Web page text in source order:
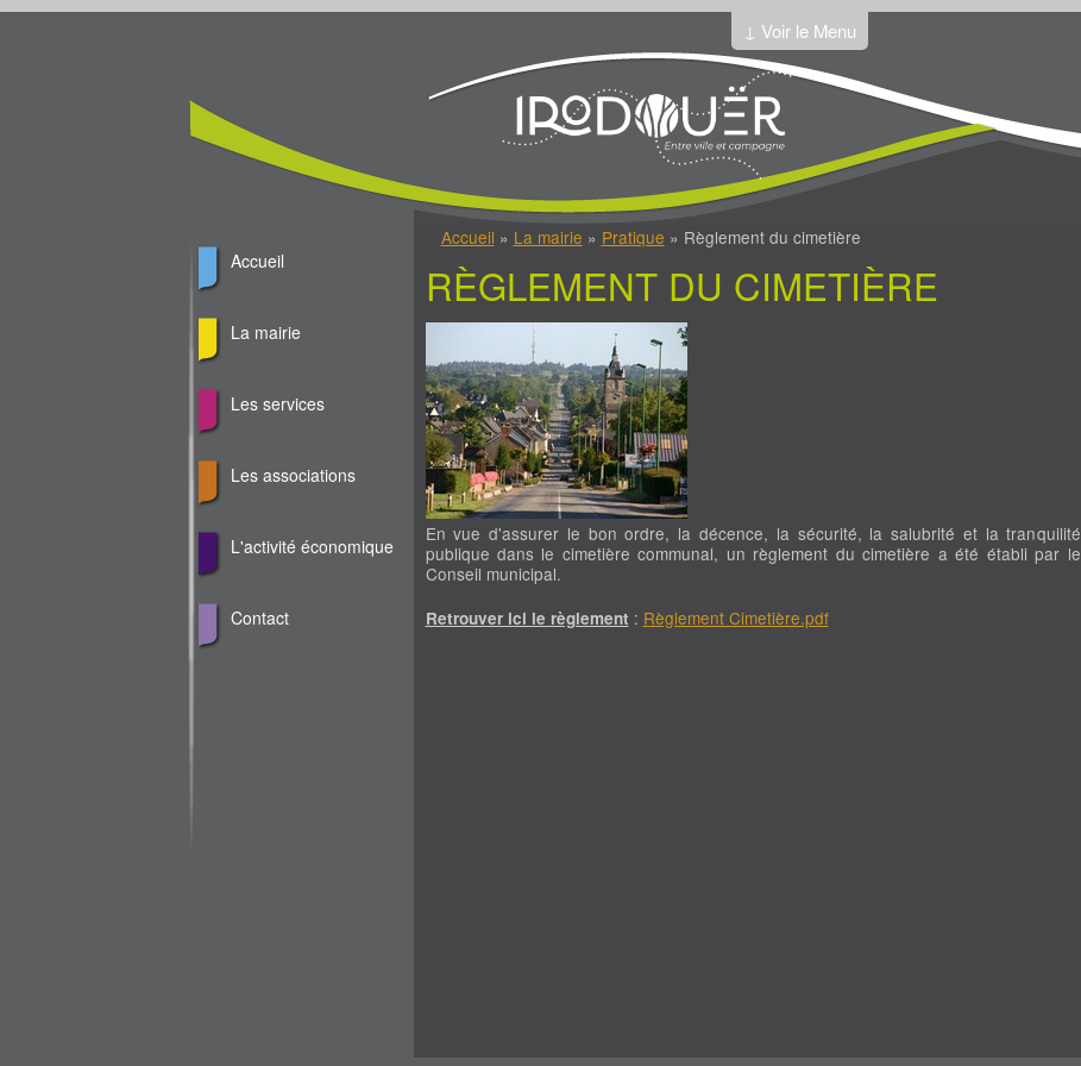
Jump to Content
↓ Voir le Menu
Vous êtes ici Accueil » La mairie » Pratique » Règlement du cimetière
RÈGLEMENT DU CIMETIÈRE
En vue d'assurer le bon ordre, la décence, la sécurité, la salubrité et la tranquilité
publique dans le cimetière communal, un règlement du cimetière a été établi par le
Conseil municipal.
Retrouver ici le règlement : Règlement Cimetière.pdf
Accueil
La mairie
Les services
Les associations
L'activité économique
Contact